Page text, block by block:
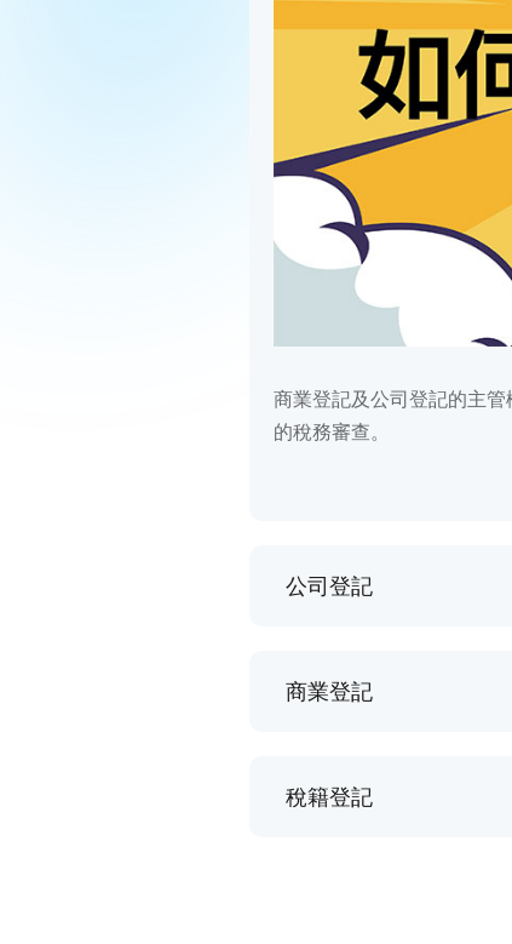
商業登記及公司登記的主
的稅務審查。
公司登記
商業登記
稅籍登記